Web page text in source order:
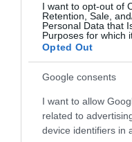
I want to opt-out of
Retention, Sale,
Personal Data that
Purposes for which
Opted Out
Google consents
I want to allow
related to
device identifiers in
5 Hidden Signs
Body
More
291 49